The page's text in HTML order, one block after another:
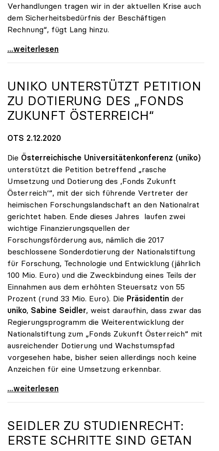
Verhandlungen tragen wir in der aktuellen Krise auch
dem Sicherheitsbedürfnis der Beschäftigen
Rechnung“, fügt Lang hinzu.
KV-Verhandlungen: Gehälter steigen um 1,45 Prozent
...weiterlesen
UNIKO UNTERSTÜTZT PETITION
ZU DOTIERUNG DES „FONDS
ZUKUNFT ÖSTERREICH“
OTS 2.12.2020
Die Österreichische Universitätenkonferenz (uniko)
unterstützt die Petition betreffend „rasche
Umsetzung und Dotierung des ,Fonds Zukunft
Österreich‘“, mit der sich führende Vertreter der
heimischen Forschungslandschaft an den Nationalrat
gerichtet haben. Ende dieses Jahres laufen zwei
wichtige Finanzierungsquellen der
Forschungsförderung aus, nämlich die 2017
beschlossene Sonderdotierung der Nationalstiftung
für Forschung, Technologie und Entwicklung (jährlich
100 Mio. Euro) und die Zweckbindung eines Teils der
Einnahmen aus dem erhöhten Steuersatz von 55
Prozent (rund 33 Mio. Euro). Die Präsidentin der
uniko, Sabine Seidler, weist daraufhin, dass zwar das
Regierungsprogramm die Weiterentwicklung der
Nationalstiftung zum „Fonds Zukunft Österreich“ mit
ausreichender Dotierung und Wachstumspfad
vorgesehen habe, bisher seien allerdings noch keine
Anzeichen für eine Umsetzung erkennbar.
uniko unterstützt Petition zu Dotierung des „Fonds
...weiterlesen
SEIDLER ZU STUDIENRECHT:
ERSTE SCHRITTE SIND GETAN